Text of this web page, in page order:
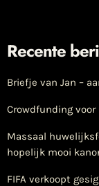
Recente
Briefje van Jan –
Crowdfunding
Massaal
hopelijk mooi
FIFA verkoopt